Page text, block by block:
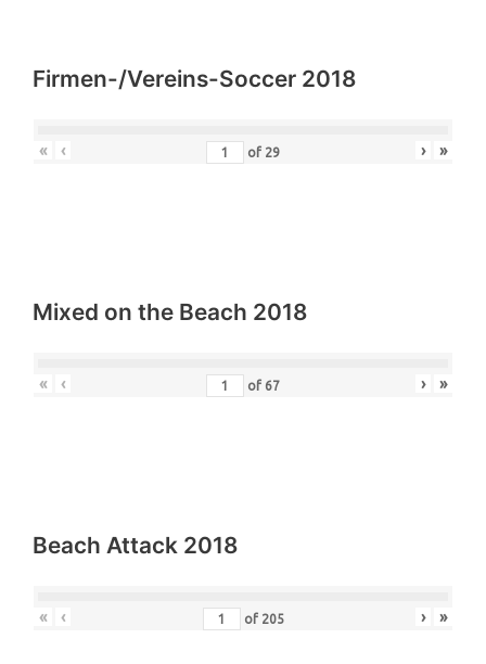
Firmen-/Vereins-Soccer 2018
« ‹ of 29 › »
Mixed on the Beach 2018
« ‹ of 67 › »
Beach Attack 2018
« ‹ of 205 › »